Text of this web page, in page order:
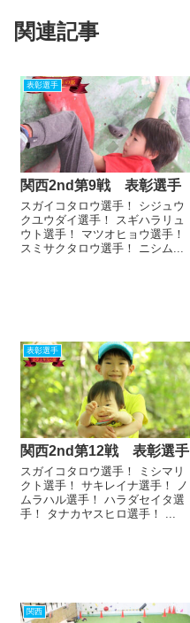
関連記事
表彰選手
関西2nd第9戦 表彰選手
スガイコタロウ選手！ シジュウ
クユウダイ選手！ スギハラリュ
ウト選手！ マツオヒョウ選手！
スミサクタロウ選手！ ニシム...
表彰選手
関西2nd第12戦 表彰選手
スガイコタロウ選手！ ミシマリ
クト選手！ サキレイナ選手！ ノ
ムラハル選手！ ハラダセイタ選
手！ タナカヤスヒロ選手！ ...
関西